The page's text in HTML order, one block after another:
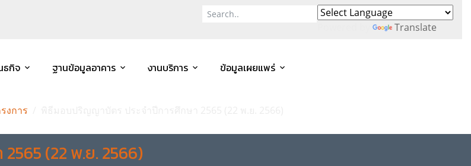
Translate
ธกิจ ฐานข้อมูลอาคาร งานบริการ ข้อมูลเผยแพร่
งการ
(22 พ.ย. 2566)